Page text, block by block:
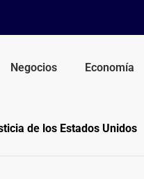
Negocios Economía
de los Estados Unidos